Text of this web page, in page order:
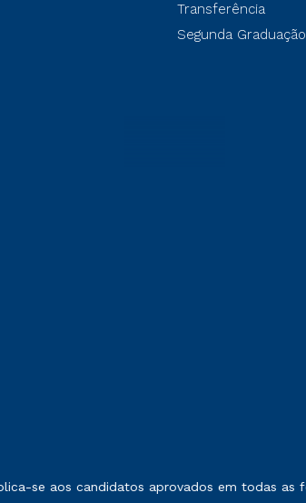
Transferência
Segunda Graduação
no contrato de prestação de serviços.
se aos candidatos aprovados em todas as